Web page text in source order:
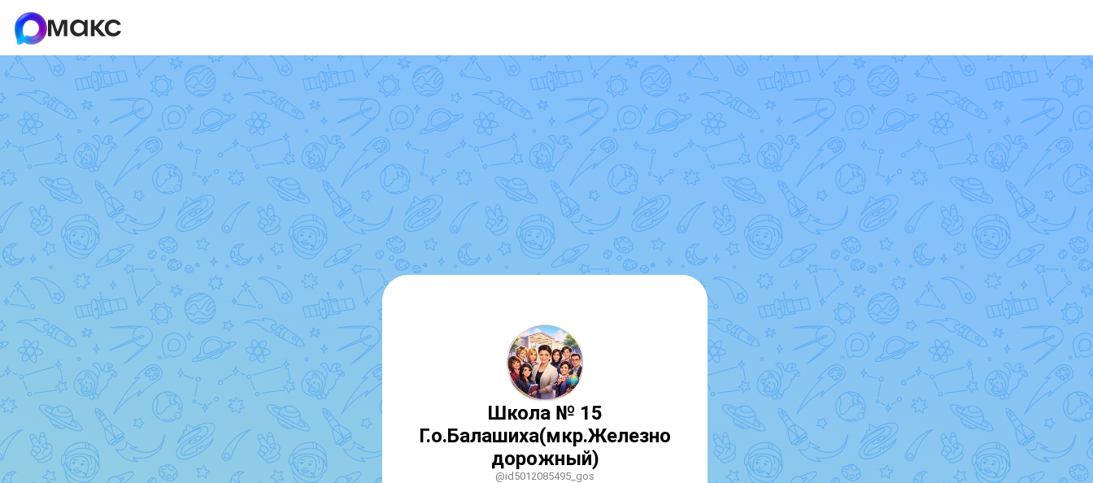
Школа № 15
Г.о.Балашиха(мкр.Железно
дорожный)
@id5012085495_gos